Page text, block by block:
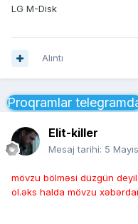
LG M-Disk
Alıntı
Proqramlar
Elit-killer
Mesaj tarihi: 5
mövzu bölməsi düzgün
ol.əks halda mövzu